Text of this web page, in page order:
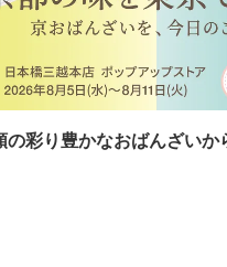
の彩り豊かなおばんざいか